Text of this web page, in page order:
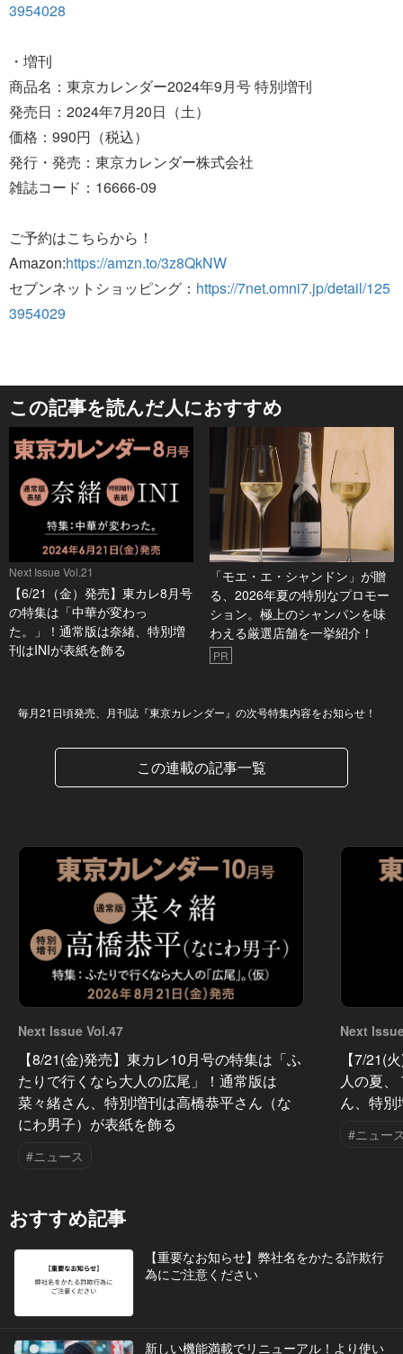
3954028
・増刊
商品名：東京カレンダー2024年9月号 特別増刊
発売日：2024年7月20日（土）
価格：990円（税込）
発行・発売：東京カレンダー株式会社
雑誌コード：16666‐09
ご予約はこちらから！
Amazon:https://amzn.to/3z8QkNW
セブンネットショッピング： https://7net.omni7.jp/detail/125
3954029
この記事を読んだ人におすすめ
Next Issue Vol.21
【6/21（金）発売】東カレ8月号
の特集は「中華が変わっ
た。」！通常版は奈緒、特別増
刊はINIが表紙を飾る
「モエ・エ・シャンドン」が贈
る、2026年夏の特別なプロモー
ション。極上のシャンパンを味
わえる厳選店舗を一挙紹介！
PR
毎月21日頃発売、月刊誌『東京カレンダー』の次号特集内容をお知らせ！
この連載の記事一覧
Next Issue Vol.47
【8/21(金)発売】東カレ10月号の特集は「ふ
たりで行くなら大人の広尾」！通常版は
菜々緒さん、特別増刊は高橋恭平さん（な
にわ男子）が表紙を飾る
#ニュース
Next
【7/21(
人の夏
ん、特
#ニュー
おすすめ記事
【重要なお知らせ】弊社名をかたる詐欺行
為にご注意ください
新しい機能満載でリニューアル！より使い